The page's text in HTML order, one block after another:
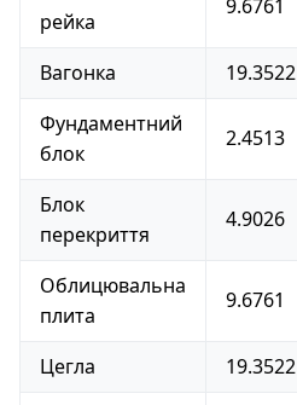
рейка
9.6761
Вагонка 19.3522
Фундаментний
блок
2.4513
Блок
перекриття
4.9026
Облицювальна
плита
9.6761
Цегла 19.3522